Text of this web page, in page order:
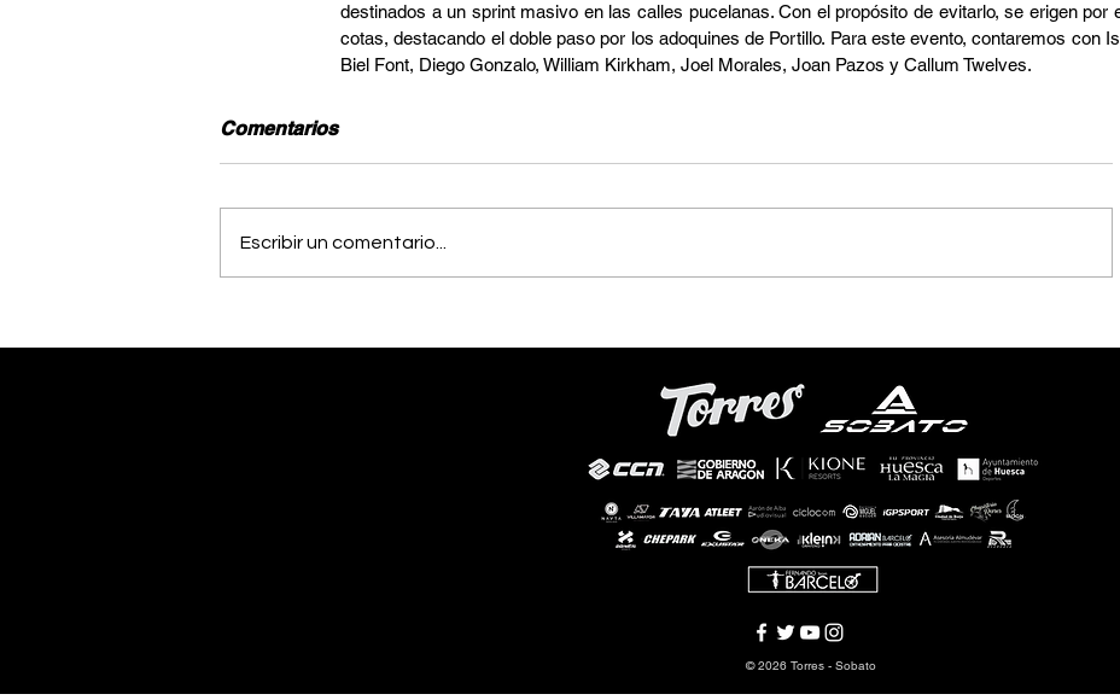
destinados a un sprint masivo en las calles pucelanas. Con el propósito de evitarlo, se erigen por
cotas, destacando el doble paso por los adoquines de Portillo. Para este evento, contaremos con
Biel Font, Diego Gonzalo, William Kirkham, Joel Morales, Joan Pazos y Callum Twelves.
Comentarios
Escribir un comentario...
© 2026 Torres - Sobato